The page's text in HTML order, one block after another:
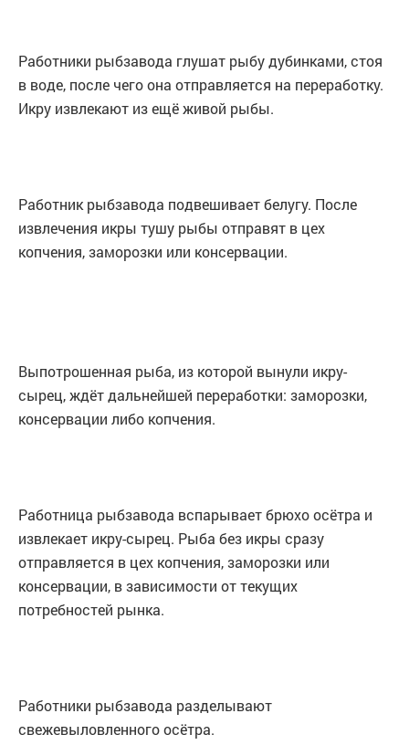
Работники рыбзавода глушат рыбу дубинками, стоя
в воде, после чего она отправляется на переработку.
Икру извлекают из ещё живой рыбы.
Работник рыбзавода подвешивает белугу. После
извлечения икры тушу рыбы отправят в цех
копчения, заморозки или консервации.
Выпотрошенная рыба, из которой вынули икру-
сырец, ждёт дальнейшей переработки: заморозки,
консервации либо копчения.
Работница рыбзавода вспарывает брюхо осётра и
извлекает икру-сырец. Рыба без икры сразу
отправляется в цех копчения, заморозки или
консервации, в зависимости от текущих
потребностей рынка.
Работники рыбзавода разделывают
свежевыловленного осётра.